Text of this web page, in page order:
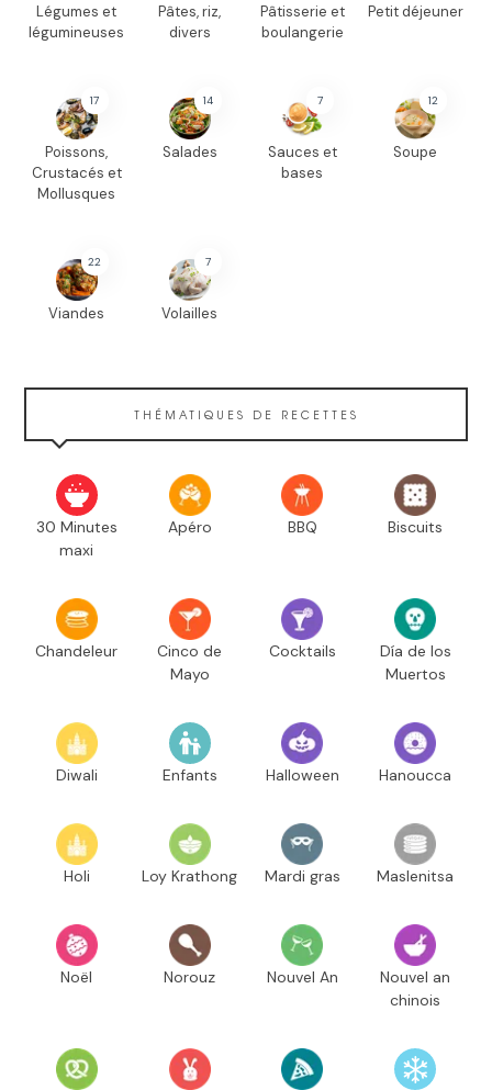
Légumes et
légumineuses
Pâtes, riz,
divers
Pâtisserie et
boulangerie
Petit déjeuner
17
Poissons,
Crustacés et
Mollusques
14
Salades
7
Sauces et
bases
12
Soupe
22
Viandes
7
Volailles
THÉMATIQUES DE RECETTES
30 Minutes
maxi
Apéro BBQ Biscuits
Chandeleur
Cinco de
Mayo
Cocktails
Día de los
Muertos
Diwali Enfants Halloween Hanoucca
Holi Loy Krathong Mardi gras Maslenitsa
Noël Norouz Nouvel An
Nouvel an
chinois